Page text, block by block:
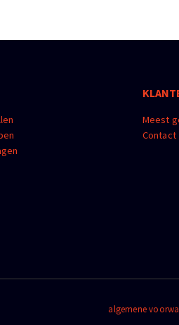
Meest
Contact
algemene